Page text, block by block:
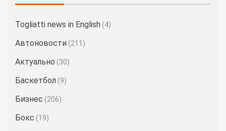
Togliatti news in English (4)
Автоновости (211)
Актуально (30)
Баскетбол (9)
Бизнес (206)
Бокс (19)